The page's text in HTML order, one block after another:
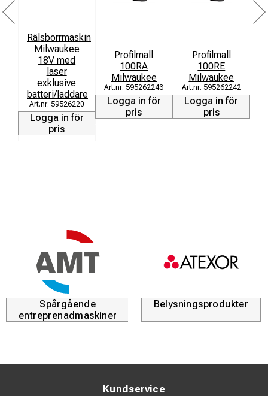
Rälsborrmaskin
Milwaukee
18V med
laser
exklusive
batteri/laddare
59526220
Logga in för
pris
Profilmall
100RA
Milwaukee
595262243
Logga in för
pris
Profilmall
100RE
Milwaukee
595262242
Logga in för
pris
Spårgående
entreprenadmaskiner
Belysningsprodukter
Kundservice